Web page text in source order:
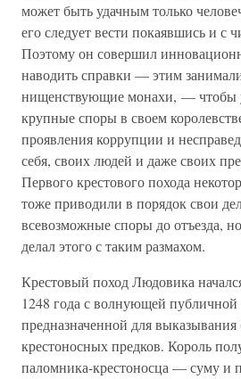
может быть удачным только
его следует вести покаявшись и с
Поэтому он совершил
наводить справки — этим
нищенствующие монахи, — чтобы
крупные споры в своем
проявления коррупции и
себя, своих людей и даже своих
Первого крестового похода
тоже приводили в порядок свои
всевозможные споры до отъезда,
делал этого с таким размахом.
Крестовый поход Людовика
1248 года с волнующей
предназначенной для выказывания
крестоносных предков. Король
паломника-крестоносца — суму и